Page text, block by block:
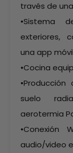
través de
•Sistema
exteriores,
una app
•Cocina
suelo
aerotermia
•Conexión
audio/video